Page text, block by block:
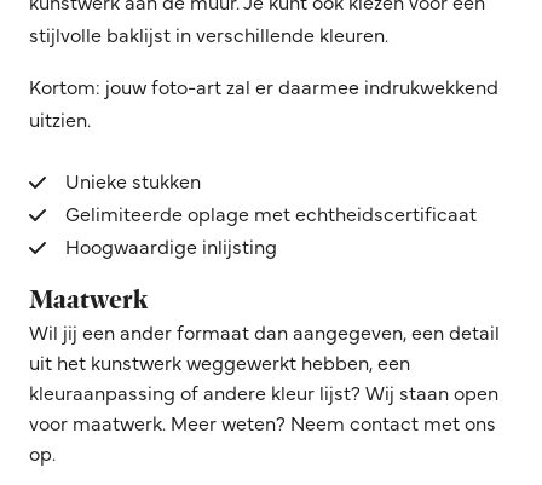
stijlvolle baklijst in verschillende kleuren.
Kortom: jouw foto-art zal er daarmee indrukwekkend
uitzien.
Unieke stukken
Gelimiteerde oplage met echtheidscertificaat
Hoogwaardige inlijsting
Maatwerk
Wil jij een ander formaat dan aangegeven, een detail
uit het kunstwerk weggewerkt hebben, een
kleuraanpassing of andere kleur lijst? Wij staan open
voor maatwerk. Meer weten? Neem contact met ons
op.